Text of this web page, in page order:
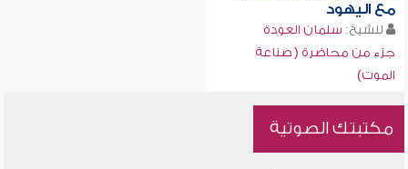
مع اليهود
للشيخ: سلمان العودة
جزء من محاضرة ( صناعة
الموت)
مكتبتك الصوتية